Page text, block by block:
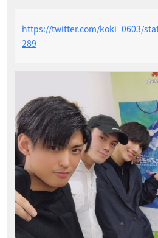
https://twitter.com/koki_0603/
289